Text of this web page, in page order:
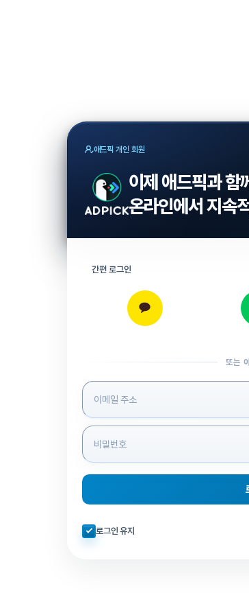
애드픽 개인 회원
이제 애드픽과 함
온라인에서 지속
간편 로그인
또는
로그인 정보 입력
자동로그인 체크
로그인 유지